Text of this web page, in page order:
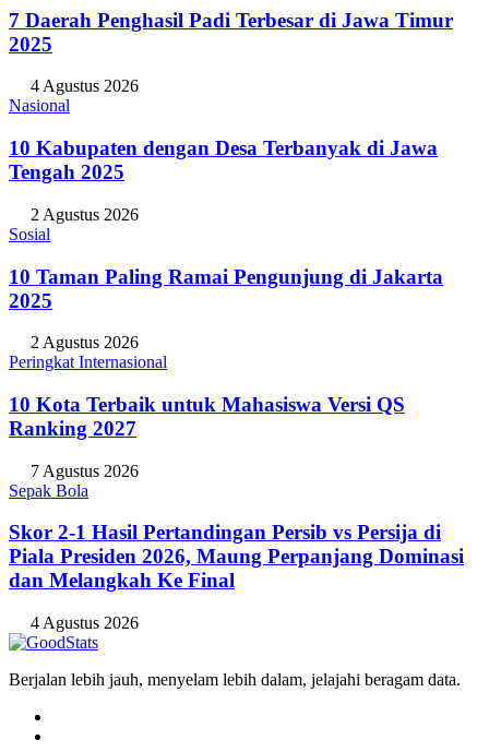
7 Daerah Penghasil Padi Terbesar di Jawa Timur
2025
4 Agustus 2026
Nasional
10 Kabupaten dengan Desa Terbanyak di Jawa
Tengah 2025
2 Agustus 2026
Sosial
10 Taman Paling Ramai Pengunjung di Jakarta
2025
2 Agustus 2026
Peringkat Internasional
10 Kota Terbaik untuk Mahasiswa Versi QS
Ranking 2027
7 Agustus 2026
Sepak Bola
Skor 2-1 Hasil Pertandingan Persib vs Persija di
Piala Presiden 2026, Maung Perpanjang Dominasi
dan Melangkah Ke Final
4 Agustus 2026
Berjalan lebih jauh, menyelam lebih dalam, jelajahi beragam data.